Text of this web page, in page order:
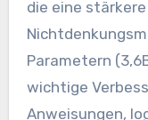
die eine
Parametern
wichtige
Anweisungen,